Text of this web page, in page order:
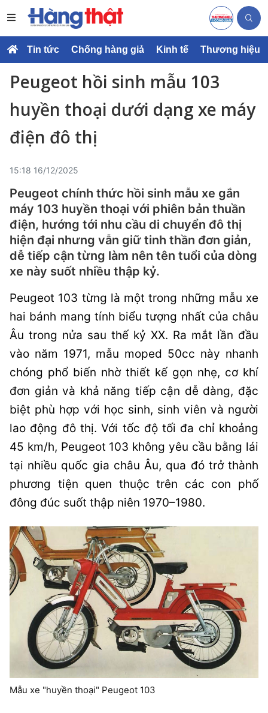
Tin tức Chống hàng giả Kinh tế Thương hiệu
Peugeot hồi sinh mẫu 103
huyền thoại dưới dạng xe máy
điện đô thị
15:18 16/12/2025
Peugeot chính thức hồi sinh mẫu xe gắn
máy 103 huyền thoại với phiên bản thuần
điện, hướng tới nhu cầu di chuyển đô thị
hiện đại nhưng vẫn giữ tinh thần đơn giản,
dễ tiếp cận từng làm nên tên tuổi của dòng
xe này suốt nhiều thập kỷ.
Peugeot 103 từng là một trong những mẫu xe
hai bánh mang tính biểu tượng nhất của châu
Âu trong nửa sau thế kỷ XX. Ra mắt lần đầu
vào năm 1971, mẫu moped 50cc này nhanh
chóng phổ biến nhờ thiết kế gọn nhẹ, cơ khí
đơn giản và khả năng tiếp cận dễ dàng, đặc
biệt phù hợp với học sinh, sinh viên và người
lao động đô thị. Với tốc độ tối đa chỉ khoảng
45 km/h, Peugeot 103 không yêu cầu bằng lái
tại nhiều quốc gia châu Âu, qua đó trở thành
phương tiện quen thuộc trên các con phố
đông đúc suốt thập niên 1970–1980.
Mẫu xe "huyền thoại" Peugeot 103